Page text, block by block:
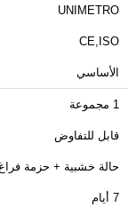
UNIMETRO
CE,ISO
الأساسي
1 مجموعة
قابل للتفاوض
حالة خشبية + حزمة
7 أيام